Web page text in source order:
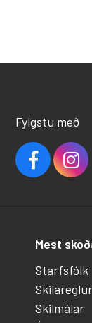
Fylgstu með
Mest
Starfsfólk
Skilareglur
Skilmálar